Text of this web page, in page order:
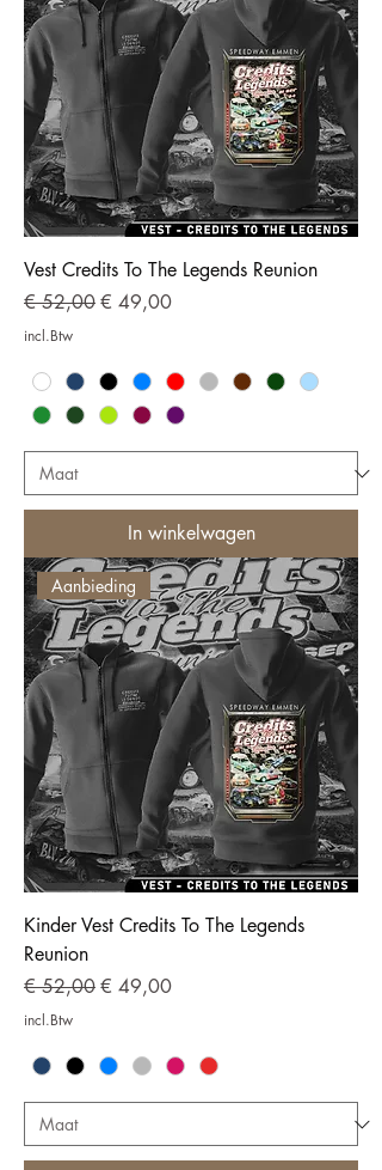
Vest Credits To The Legends Reunion
Normale prijs
€ 52,00Verkoopprijs
€ 49,00
incl.Btw
In winkelwagen
Aanbieding
Kinder Vest Credits To The Legends
Reunion
Normale prijs
€ 52,00Verkoopprijs
€ 49,00
incl.Btw